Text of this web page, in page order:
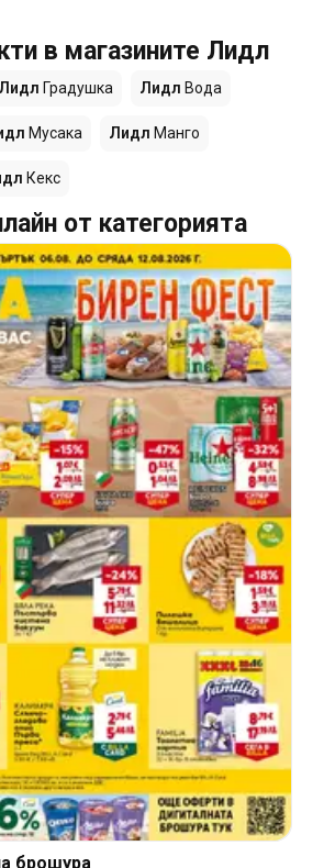
в магазините Лидл
Лидл Градушка Лидл Вода
Мусака Лидл Манго
Кекс
от категорията
брошура